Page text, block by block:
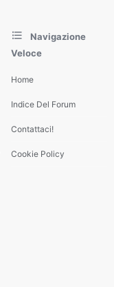
Navigazione
Veloce
Home
Indice Del Forum
Contattaci!
Cookie Policy